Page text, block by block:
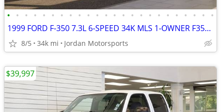
• • • • • • • • • • • • • • • • • • • • • • • •
1999 FORD F-350 7.3L 6-SPEED 34K MLS 1-OWNER F350 F250 2000 2001 2002
8/5 34k mi Jordan Motorsports
$39,997